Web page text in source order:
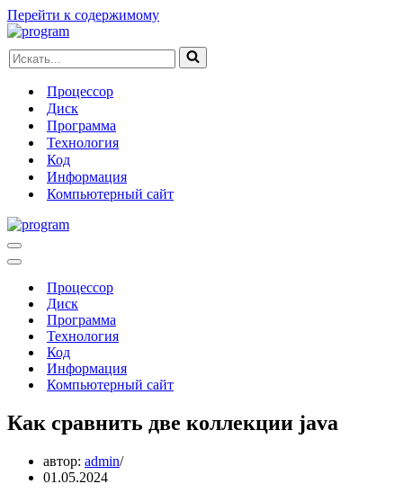
Перейти к содержимому
Искать...
Процессор
Диск
Программа
Технология
Код
Информация
Компьютерный сайт
Меню
навигации
Меню
навигацииПроцессор
Диск
Программа
Технология
Код
Информация
Компьютерный сайт
Как сравнить две коллекции java
автор: admin
01.05.2024